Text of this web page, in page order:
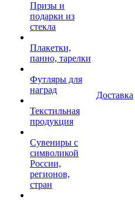
Призы и
подарки из
стекла
Плакетки,
панно, тарелки
Футляры для
наград
Текстильная
продукция
Сувениры с
символикой
России,
регионов,
стран
Доставка